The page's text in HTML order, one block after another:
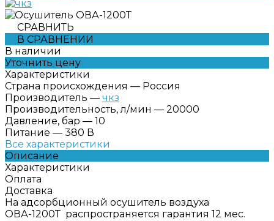
СРАВНИТЬ
В СРАВНЕНИИ
В наличии
Уточнить цену
Характеристики
Страна происхождения — Россия
Производитель — чкз
Производительность, л/мин — 20000
Давление, бар — 10
Питание — 380 В
Все характеристики
Описание
Характеристики
Оплата
Доставка
На адсорбционный осушитель воздуха
ОВА-1200Т распространяется гарантия 12 мес.